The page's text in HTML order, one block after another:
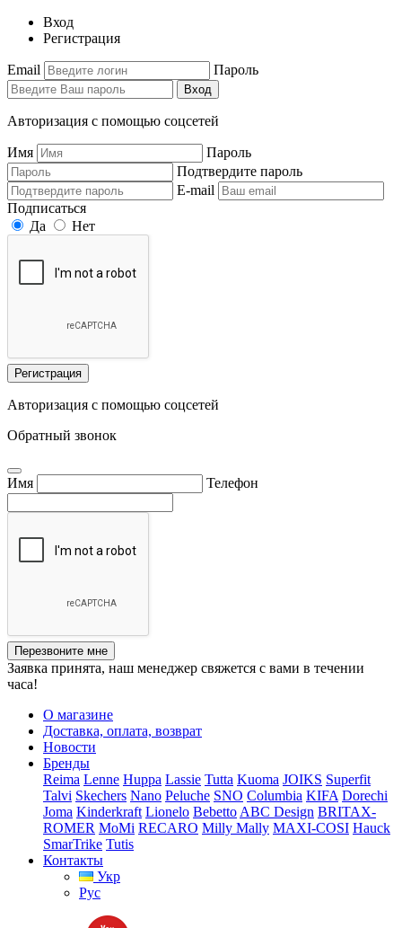
Вход
Регистрация
Email Пароль
Вход
Авторизация с помощью соцсетей
Имя
Пароль
Подтвердите пароль
E-mail
Подписаться
Да
Нет
Регистрация
Авторизация с помощью соцсетей
Обратный звонок
Имя Телефон
Перезвоните мне
Заявка принята, наш менеджер свяжется с вами в течении
часа!
О магазине
Доставка, оплата, возврат
Новости
Бренды
Reima Lenne Huppa Lassie Tutta Kuoma JOIKS Superfit
Talvi Skechers Nano Peluche SNO Columbia KIFA Dorechi
Joma Kinderkraft Lionelo Bebetto ABC Design BRITAX-
ROMER MoMi RECARO Milly Mally MAXI-COSI Hauck
SmarTrike Tutis
Контакты
Укр
Рус